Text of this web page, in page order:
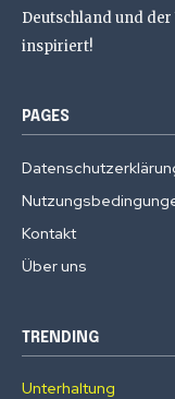
Deutschland und
inspiriert!
PAGES
Kontakt
Über uns
TRENDING
Unterhaltung